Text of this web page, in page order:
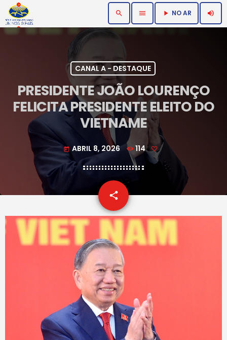
search menu play_arrow NO AR volume_up
CANAL A - DESTAQUE
PRESIDENTE JOÃO LOURENÇO
FELICITA PRESIDENTE ELEITO DO
VIETNAME
today ABRIL 8, 2026 114
share
email